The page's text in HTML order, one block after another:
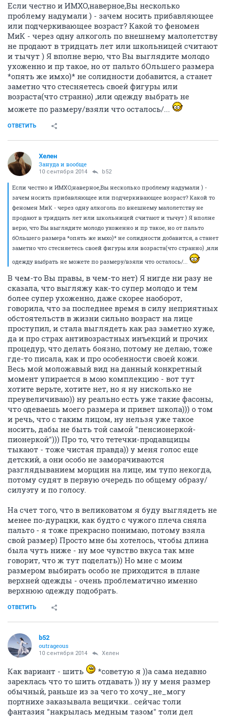
Если честно и ИМХО,наверное,Вы несколько
проблему надумали ) - зачем носить прибавляющее
или подчеркивающее возраст? Какой то феномен
МиК - через одну алкоголь по внешнему малолетству
не продают в тридцать лет или школьницей считают
и тычут ) Я вполне верю, что Вы выглядите молодо
ухоженно и пр такое, но от пальто бОльшего размера
*опять же имхо)* не солидности добавится, а станет
заметно что стесняетесь своей фигуры или
возраста(что странно) ,или одежду выбрать не
можете по размеру/взяли что осталось/...
ОТВЕТИТЬ
Хелен
Зануда и вообще
10 сентября 2014 b52
Если честно и ИМХО,наверное,Вы несколько проблему надумали ) -
зачем носить прибавляющее или подчеркивающее возраст? Какой то
феномен МиК - через одну алкоголь по внешнему малолетству не
продают в тридцать лет или школьницей считают и тычут ) Я вполне
верю, что Вы выглядите молодо ухоженно и пр такое, но от пальто
бОльшего размера *опять же имхо)* не солидности добавится, а станет
заметно что стесняетесь своей фигуры или возраста(что странно) ,или
одежду выбрать не можете по размеру/взяли что осталось/...
В чем-то Вы правы, в чем-то нет) Я нигде ни разу не
сказала, что выгляжу как-то супер молодо и тем
более супер ухоженно, даже скорее наоборот,
говорила, что за последнее время в силу неприятных
обстоятельств в жизни сильно возраст на лице
проступил, и стала выглядеть как раз заметно хуже,
да и про страх антивозрастных инъекций и прочих
процедур, что делать боязно, потому не делаю, тоже
где-то писала, как и про особенности своей кожи.
Весь мой моложавый вид на данный конкретный
момент упирается в мою комплекцию - вот тут
хотите верьте, хотите нет, но я ну нисколько не
преувеличиваю)) ну реально есть уже такие фасоны,
что одеваешь моего размера и привет школа))) о том
и речь, что с таким лицом, ну нельзя уже такое
носить, дабы не быть той самой "пенсионеркой-
пионеркой"))) Про то, что тетечки-продавщицы
тыкают - тоже чистая правда)) у меня голос еще
детский, а они особо не заморачиваются
разглядыванием морщин на лице, им тупо некогда,
потому судят в первую очередь по общему образу/
силуэту и по голосу.
На счет того, что в великоватом я буду выглядеть не
менее по-дурацки, как будто с чужого плеча сняла
пальто - я тоже прекрасно понимаю, потому взяла
свой размер) Просто мне бы хотелось, чтобы длина
была чуть ниже - ну мое чувство вкуса так мне
говорит, что ж тут поделать)) Но мне с моим
размером выбирать особо не приходится в плане
верхней одежды - очень проблематично именно
верхнюю одежду подобрать.
ОТВЕТИТЬ
b52
outrageous
10 сентября 2014 Хелен
Как вариант - шить
*советую я ))а сама недавно
зареклась что то шить отдавать )) ну у меня размер
обычный, раньше из за чего то хочу_не_могу
портнихе заказывала вещички.. сейчас толи
фантазия "накрылась медным тазом" толи дел